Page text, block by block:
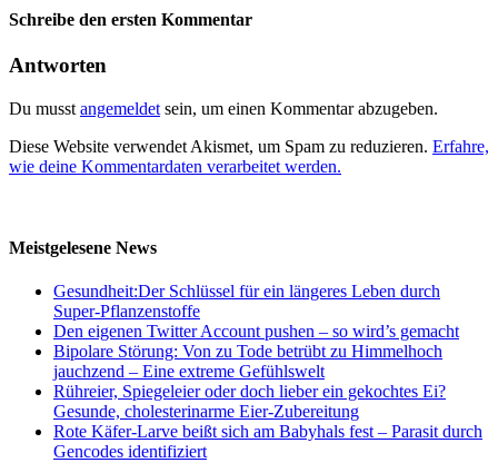
Schreibe den ersten Kommentar
Antworten
Du musst angemeldet sein, um einen Kommentar abzugeben.
Diese Website verwendet Akismet, um Spam zu reduzieren. Erfahre,
wie deine Kommentardaten verarbeitet werden.
Meistgelesene News
Gesundheit:Der Schlüssel für ein längeres Leben durch
Super-Pflanzenstoffe
Den eigenen Twitter Account pushen – so wird’s gemacht
Bipolare Störung: Von zu Tode betrübt zu Himmelhoch
jauchzend – Eine extreme Gefühlswelt
Rühreier, Spiegeleier oder doch lieber ein gekochtes Ei?
Gesunde, cholesterinarme Eier-Zubereitung
Rote Käfer-Larve beißt sich am Babyhals fest – Parasit durch
Gencodes identifiziert